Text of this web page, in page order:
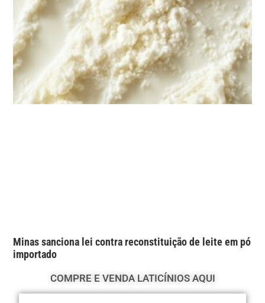
Minas sanciona lei contra reconstituição de leite em pó
importado
COMPRE E VENDA LATICÍNIOS AQUI